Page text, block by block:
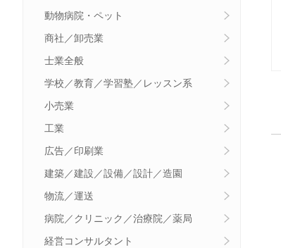
動物病院・ペット
商社／卸売業
士業全般
学校／教育／学習塾／レッスン系
小売業
工業
広告／印刷業
建築／建設／設備／設計／造園
物流／運送
病院／クリニック／治療院／薬局
経営コンサルタント